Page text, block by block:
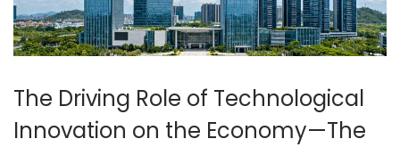
The Driving Role of Technological
Innovation on the Economy—The